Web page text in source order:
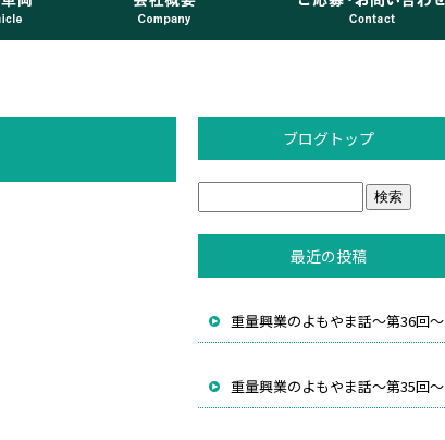
ブログトップ
最近の投稿
重量興業のよもやま話～第36回～
重量興業のよもやま話～第35回～